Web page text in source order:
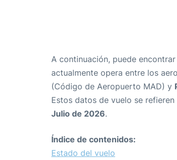
A continuación, puede
actualmente opera entre los
(Código de Aeropuerto MAD) y
Estos datos de vuelo se
Julio de 2026.
Índice de contenidos:
Estado del vuelo